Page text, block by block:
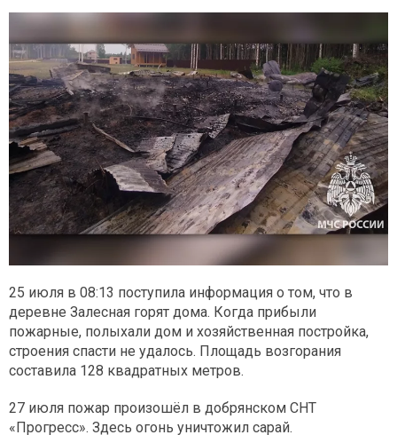
25 июля в 08:13 поступила информация о том, что в
деревне Залесная горят дома. Когда прибыли
пожарные, полыхали дом и хозяйственная постройка,
строения спасти не удалось. Площадь возгорания
составила 128 квадратных метров.
27 июля пожар произошёл в добрянском СНТ
«Прогресс». Здесь огонь уничтожил сарай.